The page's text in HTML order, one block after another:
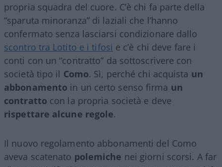
propria squadra del cuore. C’è chi fa parte della
“sparuta minoranza” di laziali che l’hanno
confermato senza lasciarsi condizionare dallo
scontro tra Lotito e i tifosi e c’è chi deve fare i
conti con un “contratto” da sottoscrivere con
società tipo il Como. Sì, perché chi acquista un
abbonamento in un certo senso firma un
contratto con la propria società e deve
rispettare alcune regole.
Il nuovo regolamento abbonamenti del Como
aveva scatenato polemiche nei giorni scorsi. A far